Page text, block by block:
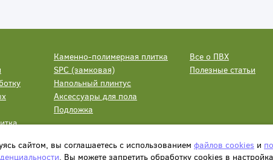
Каменно-полимерная плитка
SPC (замковая)
Напольный плинтус
Аксессуары для пола
Подложка
Все о ПВХ
Полезные статьи
сайтом, вы соглашаетесь с использованием файлов cookies и
. Вы можете запретить обработку сookies в